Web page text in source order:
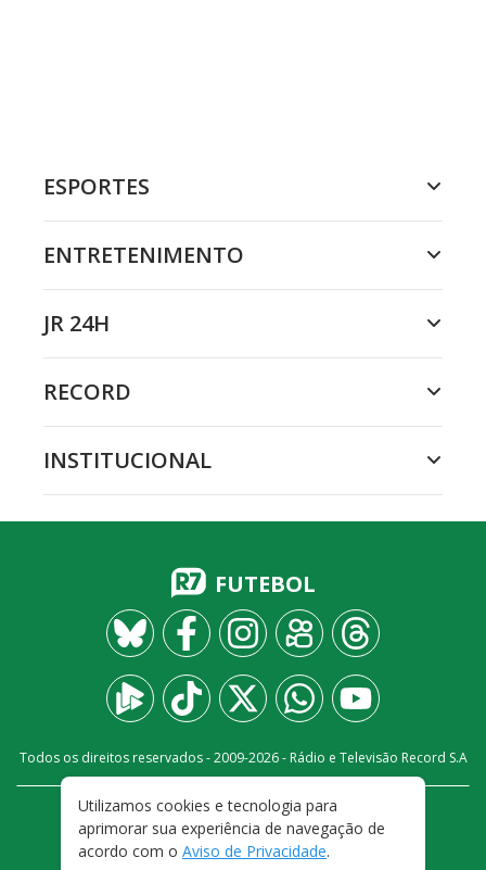
ESPORTES
ENTRETENIMENTO
JR 24H
RECORD
INSTITUCIONAL
FUTEBOL
Todos os direitos reservados - 2009-2026- Rádio e Televisão Record S.A
FALE CONOSCO
PRIVACIDADE
TERMOS E CONDIÇÕES DE USO
Utilizamos cookies e tecnologia para
aprimorar sua experiência de navegação de
acordo com o Aviso de Privacidade.